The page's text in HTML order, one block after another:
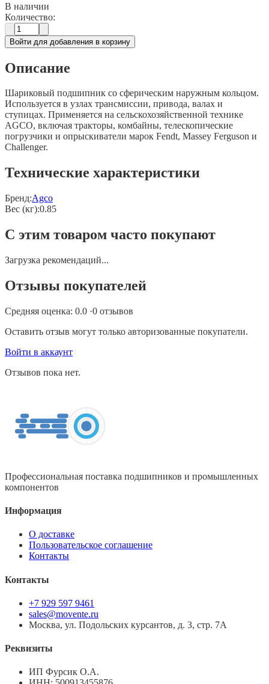
В наличии
Количество:
Войти для добавления в корзину
Описание
Шариковый подшипник со сферическим наружным кольцом.
Используется в узлах трансмиссии, привода, валах и
ступицах. Применяется на сельскохозяйственной технике
AGCO, включая тракторы, комбайны, телескопические
погрузчики и опрыскиватели марок Fendt, Massey Ferguson и
Challenger.
Технические характеристики
Бренд:Agco
Вес (кг):0.85
С этим товаром часто покупают
Загрузка рекомендаций...
Отзывы покупателей
Средняя оценка: 0.0 ·0 отзывов
Оставить отзыв могут только авторизованные покупатели.
Войти в аккаунт
Отзывов пока нет.
Профессиональная поставка подшипников и промышленных
компонентов
Информация
О доставке
Пользовательское соглашение
Контакты
Контакты
+7 929 597 9461
sales@movente.ru
Москва, ул. Подольских курсантов, д. 3, стр. 7А
Реквизиты
ИП Фурсик О.А.